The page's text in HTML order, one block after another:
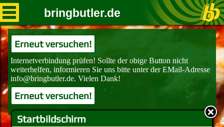
Startbildschirm
bringbutler.de
Erneut versuchen!
Erneut versuchen!